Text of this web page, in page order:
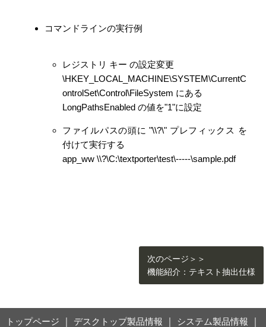
コマンドラインの実行例
レジストリ キー の設定変更
\HKEY_LOCAL_MACHINE\SYSTEM\CurrentC
ontrolSet\Control\FileSystem にある
LongPathsEnabled の値を"1"に設定
ファイルパスの頭に "\\?\" プレフィックス を
付けて実行する
app_ww \\?\C:\textporter\test\-----\sample.pdf
次のページ＞＞
機能紹介：テキスト抽出仕様
トップページ デスクトップ製品情報 システム製品情報